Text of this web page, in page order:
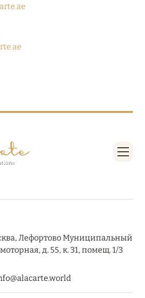
ОТ ULTIMA GSTAAD
ОТ ОТЕЛЯ
СПЕЦИАЛЬНЫЕ
Лефортово Муниципальный
д. 55, к. 31, помещ. 1/3